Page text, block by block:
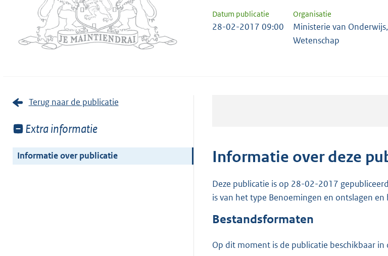
Datum publicatie Organisatie
28-02-2017 09:00
Ministerie van
Wetenschap
Terug naar de publicatie
Toon
van:
Extra informatie
Informatie over publicatie Informatie over deze
Deze publicatie is op 28-02-2017
is van het type Benoemingen en ontslagen
Bestandsformaten
Op dit moment is de publicatie beschikbaar